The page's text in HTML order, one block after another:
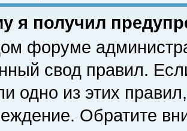
я получил
форуме
свод правил.
одно из этих
Обратите